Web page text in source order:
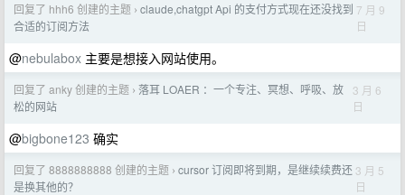
回复了 hhh6 创建的主题 › claude,chatgpt Api 的支付方式现在还没找到
合适的订阅方法
7 月 9
日
@nebulabox 主要是想接入网站使用。
回复了 anky 创建的主题 › 落耳 LOAER ：一个专注、冥想、呼吸、放
松的网站
3 月 6
日
@bigbone123 确实
回复了 8888888888 创建的主题 › cursor 订阅即将到期，是继续续费还
是换其他的？
3 月 5
日